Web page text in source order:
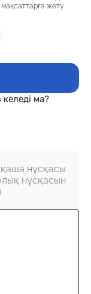
мақсаттарға жету
ма?
нұсқасы
нұсқасын